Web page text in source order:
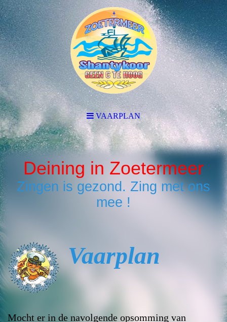
VAARPLAN
Deining in Zoetermeer
Zingen is gezond. Zing met ons
mee !
Vaarplan
Mocht er in de navolgende opsomming van